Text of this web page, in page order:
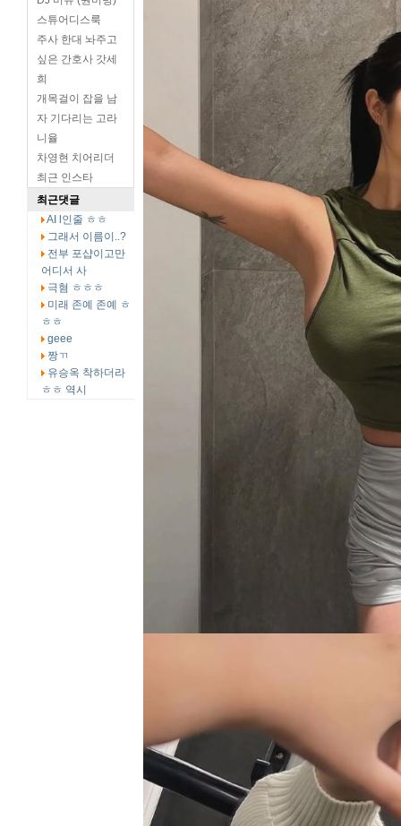
스튜어디스룩
주사 한대 놔주고
싶은 간호사 갓세
희
개목걸이 잡을 남
자 기다리는 고라
니율
차영현 치어리더
최근 인스타
최근댓글
AI l인줄 ㅎㅎ
그래서 이름이..?
전부 포샵이고만
어디서 사
극혐 ㅎㅎㅎ
미래 존예 존예 ㅎ
ㅎㅎ
geee
짱ㄲ
유승옥 착하더라
ㅎㅎ 역시